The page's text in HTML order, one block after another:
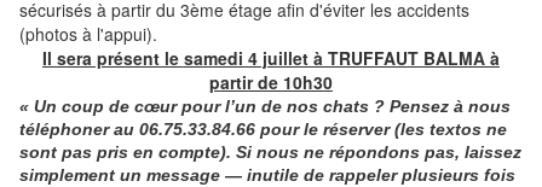
sécurisés à partir du 3ème étage afin d'éviter les accidents
(photos à l'appui).
Il sera présent le samedi 4 juillet à TRUFFAUT BALMA à
partir de 10h30
« Un coup de cœur pour l’un de nos chats ? Pensez à nous
téléphonerau 06.75.33.84.66 pour le réserver (les textos ne
sont pas pris en compte). Si nous ne répondons pas, laissez
simplement un message — inutile de rappeler plusieurs fois